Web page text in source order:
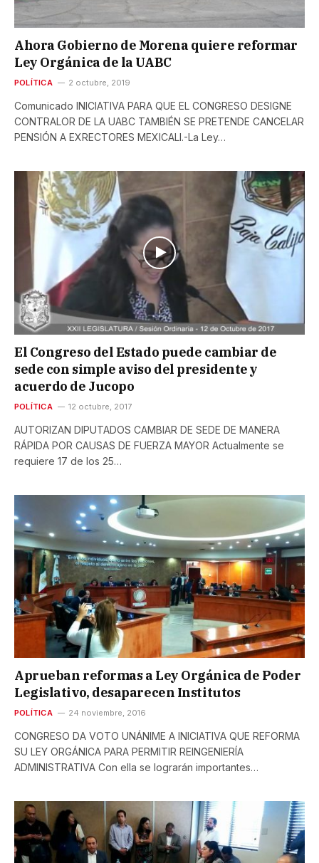
Ahora Gobierno de Morena quiere reformar
Ley Orgánica de la UABC
POLÍTICA 2 octubre, 2019
Comunicado INICIATIVA PARA QUE EL CONGRESO DESIGNE
CONTRALOR DE LA UABC TAMBIÉN SE PRETENDE CANCELAR
PENSIÓN A EXRECTORES MEXICALI.-La Ley…
El Congreso del Estado puede cambiar de
sede con simple aviso del presidente y
acuerdo de Jucopo
POLÍTICA 12 octubre, 2017
AUTORIZAN DIPUTADOS CAMBIAR DE SEDE DE MANERA
RÁPIDA POR CAUSAS DE FUERZA MAYOR Actualmente se
requiere 17 de los 25…
Aprueban reformas a Ley Orgánica de Poder
Legislativo, desaparecen Institutos
POLÍTICA 24 noviembre, 2016
CONGRESO DA VOTO UNÁNIME A INICIATIVA QUE REFORMA
SU LEY ORGÁNICA PARA PERMITIR REINGENIERÍA
ADMINISTRATIVA Con ella se lograrán importantes…